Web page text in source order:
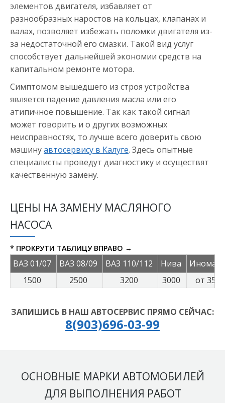
элементов двигателя, избавляет от
разнообразных наростов на кольцах, клапанах и
валах, позволяет избежать поломки двигателя из-
за недостаточной его смазки. Такой вид услуг
способствует дальнейшей экономии средств на
капитальном ремонте мотора.
Симптомом вышедшего из строя устройства
является падение давления масла или его
атипичное повышение. Так как такой сигнал
может говорить и о других возможных
неисправностях, то лучше всего доверить свою
машинуавтосервису в Калуге. Здесь опытные
специалисты проведут диагностику и осуществят
качественную замену.
ЦЕНЫ НА ЗАМЕНУ МАСЛЯНОГО
НАСОСА
* ПРОКРУТИ ТАБЛИЦУ ВПРАВО →
ВАЗ 01/07 ВАЗ 08/09 ВАЗ 110/112 Нива
1500
2500 3200 3000 от 3500
ЗАПИШИСЬ В НАШ АВТОСЕРВИС ПРЯМО СЕЙЧАС:
8(903)696-03-99
ОСНОВНЫЕ МАРКИ АВТОМОБИЛЕЙ
ДЛЯ ВЫПОЛНЕНИЯ РАБОТ